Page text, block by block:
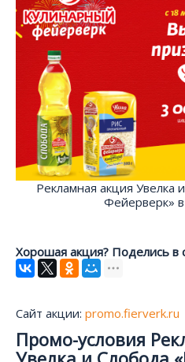
Рекламная акция Увелка
Фейерверк»
Хорошая акция? Поделись в
Сайт акции: promo.fierverk.ru
Промо-условия